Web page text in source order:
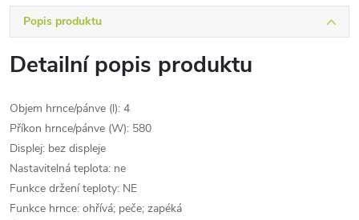
Popis produktu
Detailní popis produktu
Objem hrnce/pánve (l): 4
Příkon hrnce/pánve (W): 580
Displej: bez displeje
Nastavitelná teplota: ne
Funkce držení teploty: NE
Funkce hrnce: ohřívá; peče; zapéká